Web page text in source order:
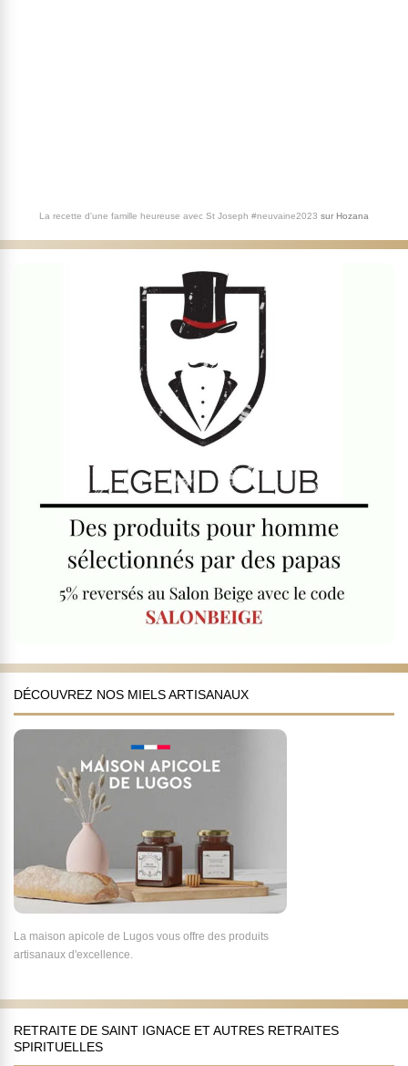
La recette d'une famille heureuse avec St Joseph #neuvaine2023 sur Hozana
DÉCOUVREZ NOS MIELS ARTISANAUX
La maison apicole de Lugos vous offre des produits
artisanaux d'excellence.
RETRAITE DE SAINT IGNACE ET AUTRES RETRAITES
SPIRITUELLES